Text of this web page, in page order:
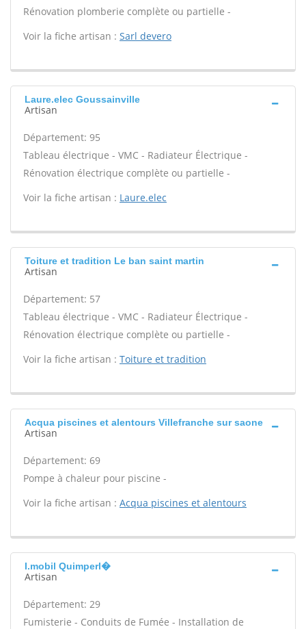
Rénovation plomberie complète ou partielle -
Voir la fiche artisan : Sarl devero
Laure.elec Goussainville
Artisan
Département: 95
Tableau électrique - VMC - Radiateur Électrique -
Rénovation électrique complète ou partielle -
Voir la fiche artisan : Laure.elec
Toiture et tradition Le ban saint martin
Artisan
Département: 57
Tableau électrique - VMC - Radiateur Électrique -
Rénovation électrique complète ou partielle -
Voir la fiche artisan : Toiture et tradition
Acqua piscines et alentours Villefranche sur saone
Artisan
Département: 69
Pompe à chaleur pour piscine -
Voir la fiche artisan : Acqua piscines et alentours
I.mobil Quimperl�
Artisan
Département: 29
Fumisterie - Conduits de Fumée - Installation de